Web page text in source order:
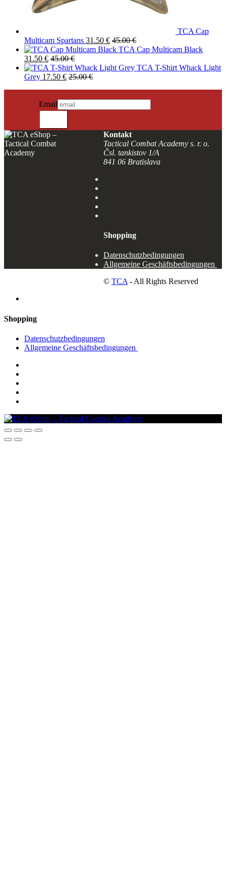
TCA Cap
Multicam Spartans 31.50 € 45.00€
TCA Cap Multicam Black
31.50 € 45.00€
TCA T-Shirt Whack Light
Grey 17.50 € 25.00€
Email
Kontakt
Tactical Combat Academy s. r. o.
Čsl. tankistov 1/A
841 06 Bratislava
Shopping
Datenschutzbedingungen
Allgemeine Geschäftsbedingungen
© TCA- All Rights Reserved
Shopping
Datenschutzbedingungen
Allgemeine Geschäftsbedingungen